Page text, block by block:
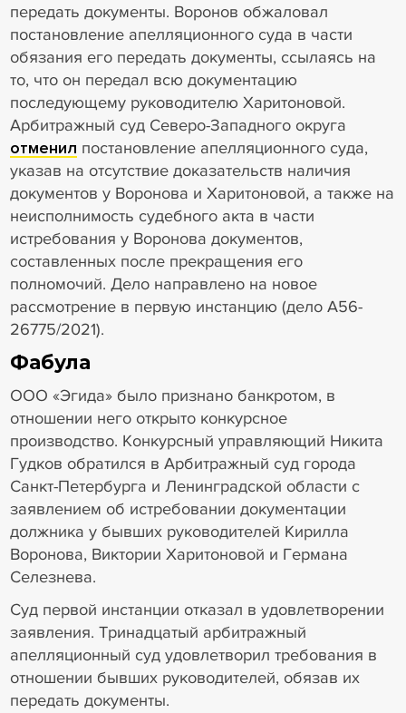
передать документы. Воронов обжаловал
постановление апелляционного суда в части
обязания его передать документы, ссылаясь на
то, что он передал всю документацию
последующему руководителю Харитоновой.
Арбитражный суд Северо-Западного округа
отменил постановление апелляционного суда,
указав на отсутствие доказательств наличия
документов у Воронова и Харитоновой, а также на
неисполнимость судебного акта в части
истребования у Воронова документов,
составленных после прекращения его
полномочий. Дело направлено на новое
рассмотрение в первую инстанцию (дело А56-
26775/2021).
Фабула
ООО «Эгида» было признано банкротом, в
отношении него открыто конкурсное
производство. Конкурсный управляющий Никита
Гудков обратился в Арбитражный суд города
Санкт-Петербурга и Ленинградской области с
заявлением об истребовании документации
должника у бывших руководителей Кирилла
Воронова, Виктории Харитоновой и Германа
Селезнева.
Суд первой инстанции отказал в удовлетворении
заявления. Тринадцатый арбитражный
апелляционный суд удовлетворил требования в
отношении бывших руководителей, обязав их
передать документы.